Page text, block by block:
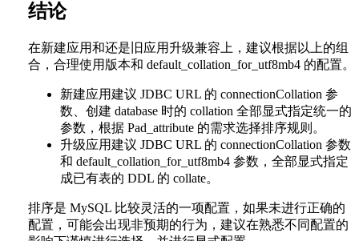
结论
在新建应用和还是旧应用升级兼容上，建议根据以上的组
合，合理使用版本和 default_collation_for_utf8mb4 的配置。
新建应用建议 JDBC URL 的 connectionCollation 参
数、创建 database 时的 collation 全部显式指定统一的
参数，根据 Pad_attribute 的需求选择排序规则。
升级应用建议 JDBC URL 的 connectionCollation 参数
和 default_collation_for_utf8mb4 参数，全部显式指定
成已有表的 DDL 的 collate。
排序是 MySQL 比较灵活的一项配置，如果未进行正确的
配置，可能会出现非预期的行为，建议在熟悉不同配置的